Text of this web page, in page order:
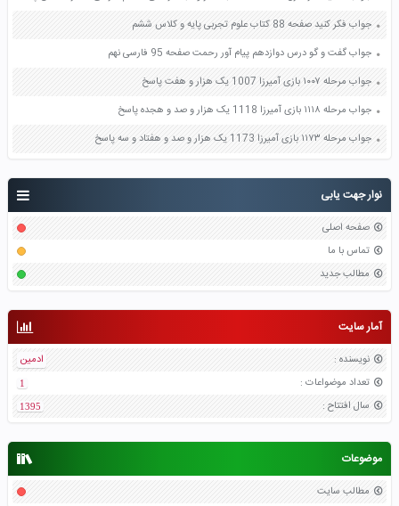
نوار جهت یابی
صفحه اصلی
تماس با ما
مطالب جدید
آمار سایت
نویسنده :
ادمین
تعداد موضواعات :
1
سال افتتاح :
1395
موضوعات
مطالب سایت
جواب فکر کنید صفحه 88 کتاب علوم تجربی پایه و کلاس ششم
جواب گفت و گو درس دوازدهم پیام آور رحمت صفحه 95 فارسی نهم
جواب مرحله ۱۰۰۷ بازی آمیرزا 1007 یک هزار و هفت پاسخ
جواب مرحله ۱۱۱۸ بازی آمیرزا 1118 یک هزار و صد و هجده پاسخ
جواب مرحله ۱۱۷۳ بازی آمیرزا 1173 یک هزار و صد و هفتاد و سه پاسخ